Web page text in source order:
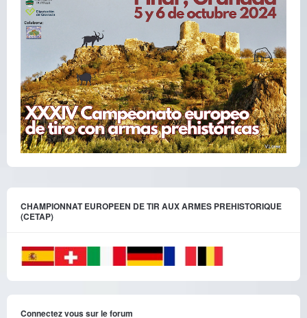
CHAMPIONNAT EUROPEEN DE TIR AUX ARMES PREHISTORIQUE
(CETAP)
Connectez vous sur le forum